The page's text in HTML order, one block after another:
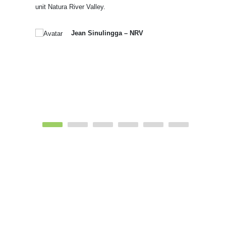
unit Natura River Valley.
Jean Sinulingga – NRV